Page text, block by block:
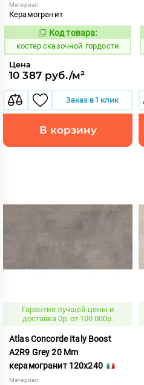
Материал:
Керамогранит
807893
Код товара:
костер сказочной гордости
Цена
10 387 руб./м²
Заказ в 1 клик
В корзину
Гарантия лучшей цены и
доставка 0р. от 100 000р.
Atlas Concorde Italy Boost
A2R9 Grey 20 Mm
керамогранит 120x240
Материал: